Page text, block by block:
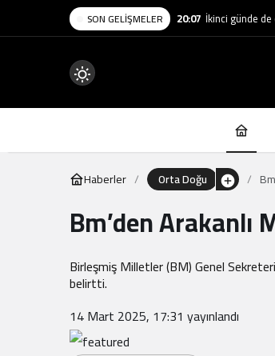
SON GELIŞMELER 20:07 İkinci günde
Mod
değiştir
Haberler Orta Doğu
Bm’den Arakanlı
Birleşmiş Milletler (BM) Genel
belirtti.
14 Mart 2025, 17:31 yayınlandı